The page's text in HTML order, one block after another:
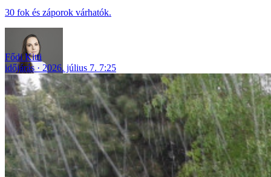
30 fok és záporok várhatók.
Fődi Kitti
időjárás
2026. július 7. 7:25